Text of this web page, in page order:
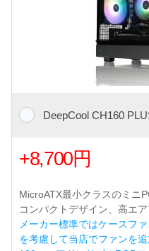
DeepCool CH160
+8,700円
MicroATX最小クラスのミニ
コンパクトデザイン、高エ
メーカー標準ではケースフ
を考慮して当店でファンを